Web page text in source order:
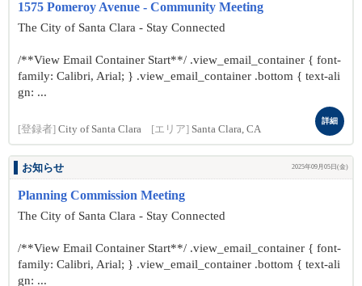
1575 Pomeroy Avenue - Community Meeting
The City of Santa Clara - Stay Connected
/**View Email Container Start**/ .view_email_container { font-
family: Calibri, Arial; } .view_email_container .bottom { text-ali
gn: ...
[登録者] City of Santa Clara [エリア] Santa Clara, CA
詳細
お知らせ 2025年09月05日(金)
Planning Commission Meeting
The City of Santa Clara - Stay Connected
/**View Email Container Start**/ .view_email_container { font-
family: Calibri, Arial; } .view_email_container .bottom { text-ali
gn: ...